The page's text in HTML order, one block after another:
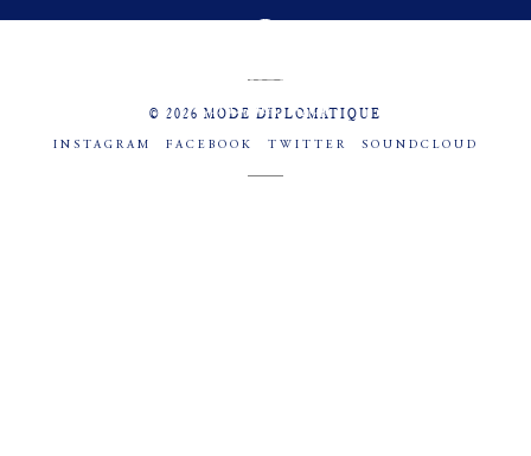
© 2026 MODE DIPLOMATIQUE
INSTAGRAM FACEBOOK TWITTER SOUNDCLOUD